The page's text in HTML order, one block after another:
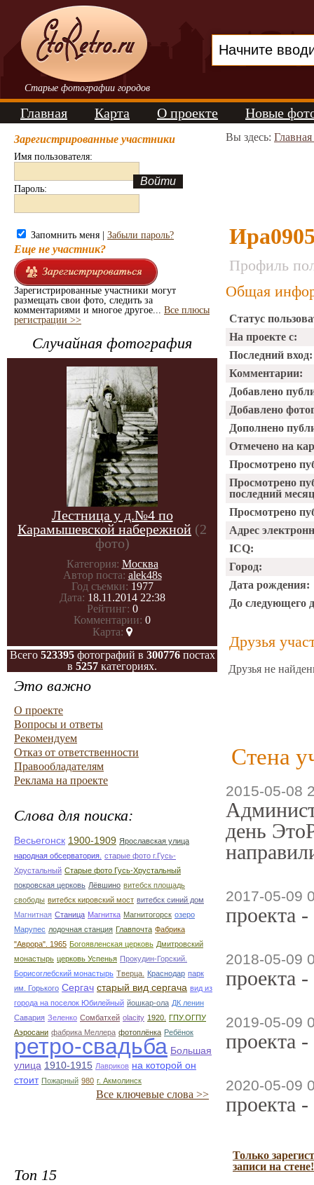
Старые фотографии городов
Главная Карта О проекте Новые
Зарегистрированные участники
Имя пользователя:
Пароль:
Запомнить меня | Забыли пароль?
Еще не участник?
Зарегистрированные участники могут
размещать свои фото, следить за
комментариями и многое другое... Все плюсы
регистрации >>
Случайная фотография
Лестница у д.№4 по
Карамышевской набережной (2
фото)
Категория: Москва
Автор поста: alek48s
Год съемки: 1977
Дата: 18.11.2014 22:38
Рейтинг: 0
Комментарии: 0
Карта:
Всего 523395фотографий в 300776постах
в 5257 категориях.
Это важно
О проекте
Вопросы и ответы
Рекомендуем
Отказ от ответственности
Правообладателям
Реклама на проекте
Слова для поиска:
Весьегонск 1900-1909 Ярославская улица
народная обсерватория. старые фото г.Гусь-
Хрустальный Старые фото Гусь-Хрустальный
покровская церковь Лёвшино витебск площадь
свободы витебск кировский мост витебск синий дом
Магнитная Станица Магнитка Магнитогорск озеро
Марупес лодочная станция Главпочта Фабрика
"Аврора". 1965 Богоявленская церковь Дмитровский
монастырь церковь Успенья Прокудин-Горский.
Борисоглебский монастырь Тверца. Краснодар парк
им. Горького Сергач старый вид сергача вид из
города на поселок Юбилейный йошкар-ола ДК ленин
Савария Зеленко Сомбатхей olacity 1920. ГПУ.ОГПУ
Аэросани фабрика Меллера фотоплёнка Ребёнок
ретро-свадьба Большая
улица 1910-1915 Лавриков на которой он
стоит Пожарный 980 г. Акмолинск
Все ключевые слова >>
Топ 15
Вы здесь:
Профиль
Общая
Статус
На проекте с:
Последний вход:
Комментарии:
Добавлено
Добавлено
Дополнено
Отмечено на
Просмотрено
Просмотрено
последний
Просмотрено
Адрес
ICQ:
Город:
Дата рождения:
До следующего
Друзья
Друзья не
Стена
2015-05-08
день
2017-05-09
проекта
2018-05-09
проекта
2019-05-09
проекта
2020-05-09
проекта
Только
записи на стене!